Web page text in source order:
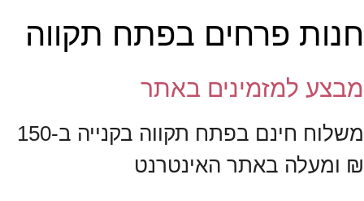
פרחים בפתח תקווה
למזמינים באתר
משלוח חינם בפתח תקווה בקנייה ב-150
ומעלה באתר האינטרנט